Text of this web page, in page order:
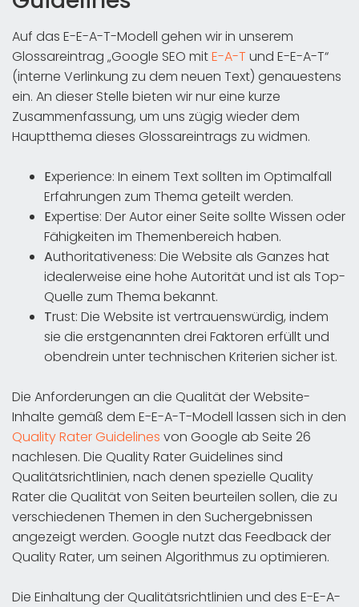
Auf das E-E-A-T-Modell gehen wir in unserem
Glossareintrag „Google SEO mitE-A-T und E-E-A-T“
(interne Verlinkung zu dem neuen Text) genauestens
ein. An dieser Stelle bieten wir nur eine kurze
Zusammenfassung, um uns zügig wieder dem
Hauptthema dieses Glossareintrags zu widmen.
Experience: In einem Text sollten im Optimalfall
Erfahrungen zum Thema geteilt werden.
Expertise: Der Autor einer Seite sollte Wissen oder
Fähigkeiten im Themenbereich haben.
Authoritativeness: Die Website als Ganzes hat
idealerweise eine hohe Autorität und ist als Top-
Quelle zum Thema bekannt.
Trust: Die Website ist vertrauenswürdig, indem
sie die erstgenannten drei Faktoren erfüllt und
obendrein unter technischen Kriterien sicher ist.
Die Anforderungen an die Qualität der Website-
Inhalte gemäß dem E-E-A-T-Modell lassen sich in den
Quality Rater Guidelines von Google ab Seite 26
nachlesen. Die Quality Rater Guidelines sind
Qualitätsrichtlinien, nach denen spezielle Quality
Rater die Qualität von Seiten beurteilen sollen, die zu
verschiedenen Themen in den Suchergebnissen
angezeigt werden. Google nutzt das Feedback der
Quality Rater, um seinen Algorithmus zu optimieren.
Die Einhaltung der Qualitätsrichtlinien und des E-E-A-